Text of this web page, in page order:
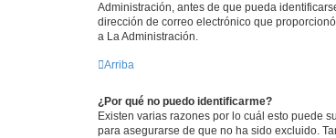
Administración, antes de que pueda
dirección de correo electrónico que
a La Administración.
Arriba
¿Por qué no puedo identificarme?
Existen varias razones por lo cuál esto puede
para asegurarse de que no ha sido excluido.